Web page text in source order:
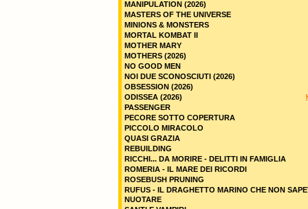
MANIPULATION (2026)
MASTERS OF THE UNIVERSE
MINIONS & MONSTERS
MORTAL KOMBAT II
MOTHER MARY
MOTHERS (2026)
NO GOOD MEN
NOI DUE SCONOSCIUTI (2026)
OBSESSION (2026)
ODISSEA (2026)
PASSENGER
PECORE SOTTO COPERTURA
PICCOLO MIRACOLO
QUASI GRAZIA
REBUILDING
RICCHI... DA MORIRE - DELITTI IN FAMIGLIA
ROMERIA - IL MARE DEI RICORDI
ROSEBUSH PRUNING
RUFUS - IL DRAGHETTO MARINO CHE NON
NUOTARE